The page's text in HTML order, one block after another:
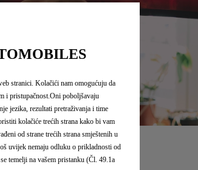
stranici. Kolačići nam omogućuju da
i pristupačnost.Oni poboljšavaju
jezika, rezultati pretraživanja i time
kolačiće trećih strana kako bi vam
od strane trećih strana smještenih u
uvijek nemaju odluku o prikladnosti od
temelji na vašem pristanku (Čl. 49.1a